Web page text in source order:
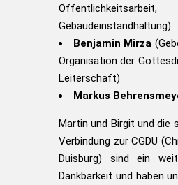
Öffentlichkeitsarbeit,
Gebäudeinstandhaltung)
Benjamin Mirza
Organisation der
Leiterschaft)
Markus
Martin und Birgit und die
Verbindung zur CGDU
Duisburg) sind ein
Dankbarkeit und haben